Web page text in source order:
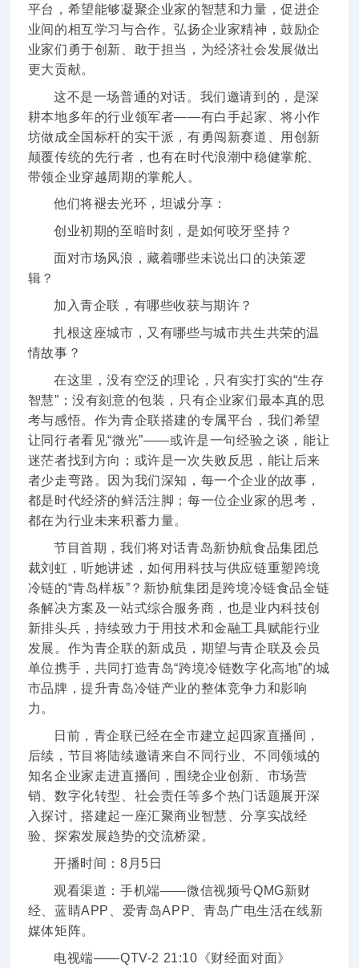
平台，希望能够凝聚企业家的智慧和力量，促进企
业间的相互学习与合作。弘扬企业家精神，鼓励企
业家们勇于创新、敢于担当，为经济社会发展做出
更大贡献。
这不是一场普通的对话。我们邀请到的，是深
耕本地多年的行业领军者——有白手起家、将小作
坊做成全国标杆的实干派，有勇闯新赛道、用创新
颠覆传统的先行者，也有在时代浪潮中稳健掌舵、
带领企业穿越周期的掌舵人。
他们将褪去光环，坦诚分享：
创业初期的至暗时刻，是如何咬牙坚持？
面对市场风浪，藏着哪些未说出口的决策逻
辑？
加入青企联，有哪些收获与期许？
扎根这座城市，又有哪些与城市共生共荣的温
情故事？
在这里，没有空泛的理论，只有实打实的“生存
智慧”；没有刻意的包装，只有企业家们最本真的思
考与感悟。作为青企联搭建的专属平台，我们希望
让同行者看见“微光”——或许是一句经验之谈，能让
迷茫者找到方向；或许是一次失败反思，能让后来
者少走弯路。因为我们深知，每一个企业的故事，
都是时代经济的鲜活注脚；每一位企业家的思考，
都在为行业未来积蓄力量。
节目首期，我们将对话青岛新协航食品集团总
裁刘虹，听她讲述，如何用科技与供应链重塑跨境
冷链的“青岛样板”？新协航集团是跨境冷链食品全链
条解决方案及一站式综合服务商，也是业内科技创
新排头兵，持续致力于用技术和金融工具赋能行业
发展。作为青企联的新成员，期望与青企联及会员
单位携手，共同打造青岛“跨境冷链数字化高地”的城
市品牌，提升青岛冷链产业的整体竞争力和影响
力。
日前，青企联已经在全市建立起四家直播间，
后续，节目将陆续邀请来自不同行业、不同领域的
知名企业家走进直播间，围绕企业创新、市场营
销、数字化转型、社会责任等多个热门话题展开深
入探讨。搭建起一座汇聚商业智慧、分享实战经
验、探索发展趋势的交流桥梁。
开播时间：8月5日
观看渠道：手机端——微信视频号QMG新财
经、蓝睛APP、爱青岛APP、青岛广电生活在线新
媒体矩阵。
电视端——QTV-2 21:10《财经面对面》